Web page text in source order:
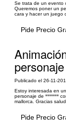
Se trata de un evento
Queremos poner un
cara y hacer un juego
Pide Precio
Publicado el 26-11-
Estoy interesada en
personaje de *******
mallorca. Gracias
Pide Precio